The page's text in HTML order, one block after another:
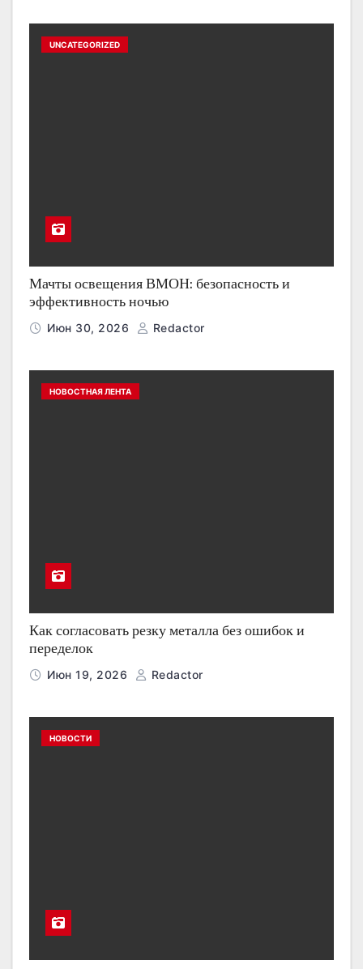
UNCATEGORIZED
Мачты освещения ВМОН: безопасность и
эффективность ночью
Июн 30, 2026 Redactor
НОВОСТНАЯ ЛЕНТА
Как согласовать резку металла без ошибок и
переделок
Июн 19, 2026 Redactor
НОВОСТИ